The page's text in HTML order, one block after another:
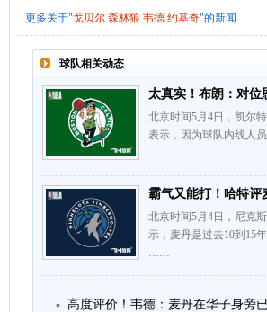
更多关于"戈贝尔 森林狼 韦德 约基奇"的新闻
球队相关动态
太真实！布朗：对位
北京时间5月4日，凯尔
表示，因为球队内线人
……
霸气又能打！哈特评
北京时间5月4日，尼克
示，麦丹是过去10到15
……
高度评价！韦德：麦丹在华子身旁